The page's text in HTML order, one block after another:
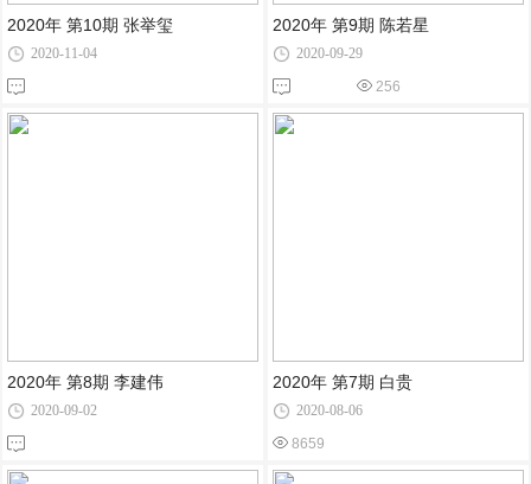
2020年 第10期 张举玺
2020-11-04
2020年 第8期 李建伟
2020-09-02
2020年 第9期 陈若星
2020-09-29
256
2020年 第7期 白贵
2020-08-06
8659